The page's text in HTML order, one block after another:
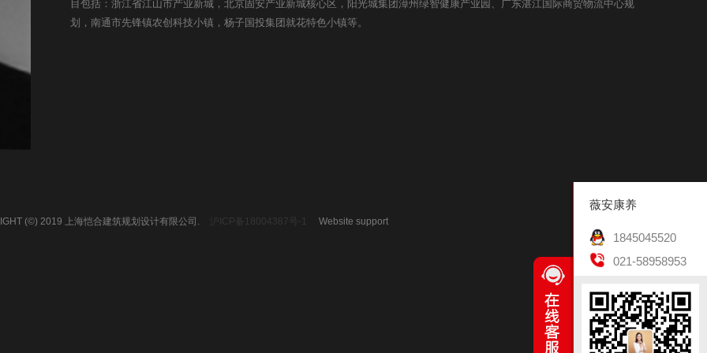
目包括：浙江省江山市产业新城，北京固安产业新城核心区，阳光城集团漳州绿智健康产业园、广东湛江国际商贸物流中心规
划，南通市先锋镇农创科技小镇，杨子国投集团就花特色小镇等。
(©) 2019 上海恺合建筑规划设计有限公司. 沪ICP备18004387号-1 Website support
薇安康养
1845045520
021-58958953